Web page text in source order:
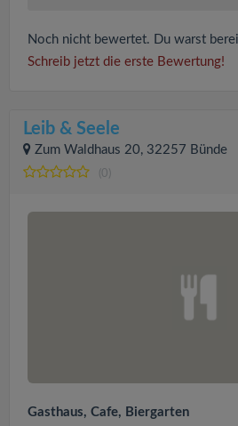
Noch nicht bewertet. Du warst
Schreib jetzt die erste Bewertung!
Leib & Seele
Zum Waldhaus 20, 32257 Bünde
(0)
Gasthaus, Cafe, Biergarten